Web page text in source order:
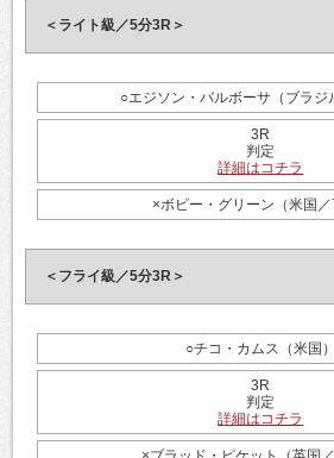
＜ライト級／5分3R＞
○エジソン・バルボーサ（ブラジ
3R
判定
詳細はコチラ
×ボビー・グリーン（米国／
＜フライ級／5分3R＞
○チコ・カムス（米国）
3R
判定
詳細はコチラ